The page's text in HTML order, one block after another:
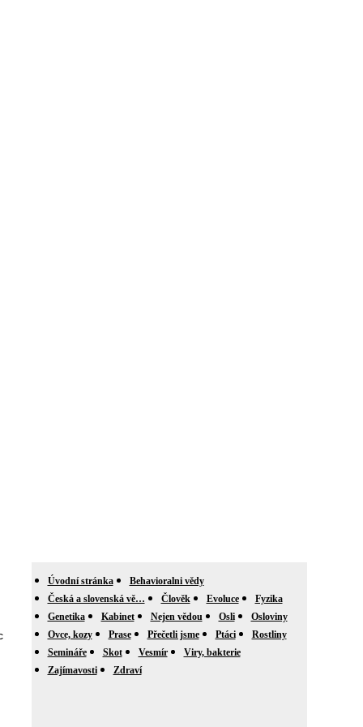
Úvodní stránka
Behavioralni vědy
Česká a slovenská vě…
Člověk Evoluce
Fyzika
Genetika
Kabinet Nejen vědou Osli
Osloviny
Ovce, kozy
Prase Přečetli jsme Ptáci
Rostliny
Semináře
Skot Vesmír
Viry, bakterie
Zajímavosti
Zdraví